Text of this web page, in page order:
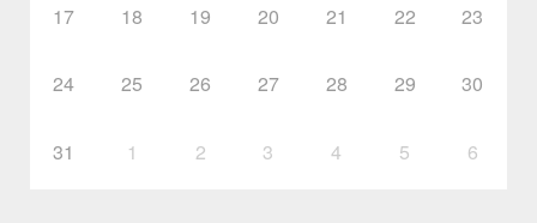
17 18 19 20 21 22 23
24 25 26 27 28 29 30
31 1 2 3 4 5 6